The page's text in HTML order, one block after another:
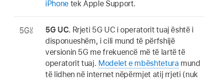
iPhonetek Apple Support.
5G UC. Rrjeti 5G UC i operatorit tuaj është i
disponueshëm, i cili mund të përfshijë
versionin 5G me frekuencë më të lartë të
operatorit tuaj. Modelet e mbështetura mund
të lidhen në internet nëpërmjet atij rrjeti (nuk